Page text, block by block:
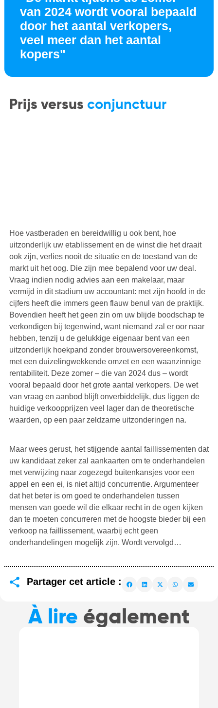
van 2024 wordt vooral bepaald
door het aantal verkopers,
veel meer dan het aantal
kopers"
Prijs versus conjunctuur
Hoe vastberaden en bereidwillig u ook bent, hoe
uitzonderlijk uw etablissement en de winst die het draait
ook zijn, verlies nooit de situatie en de toestand van de
markt uit het oog. Die zijn mee bepalend voor uw deal.
Vraag indien nodig advies aan een makelaar, maar
vermijd in dit stadium uw accountant: met zijn hoofd in de
cijfers heeft die immers geen flauw benul van de praktijk.
Bovendien heeft het geen zin om uw blijde boodschap te
verkondigen bij tegenwind, want niemand zal er oor naar
hebben, tenzij u de gelukkige eigenaar bent van een
uitzonderlijk hoekpand zonder brouwersovereenkomst,
met een duizelingwekkende omzet en een waanzinnige
rentabiliteit. Deze zomer – die van 2024 dus – wordt
vooral bepaald door het grote aantal verkopers. De wet
van vraag en aanbod blijft onverbiddelijk, dus liggen de
huidige verkoopprijzen veel lager dan de theoretische
waarden, op een paar zeldzame uitzonderingen na.
Maar wees gerust, het stijgende aantal faillissementen dat
uw kandidaat zeker zal aankaarten om te onderhandelen
met verwijzing naar zogezegd buitenkansjes voor een
appel en een ei, is niet altijd concurrentie. Argumenteer
dat het beter is om goed te onderhandelen tussen
mensen van goede wil die elkaar recht in de ogen kijken
dan te moeten concurreren met de hoogste bieder bij een
verkoop na faillissement, waarbij echt geen
onderhandelingen mogelijk zijn. Wordt vervolgd…
Partager cet article :
À lire également